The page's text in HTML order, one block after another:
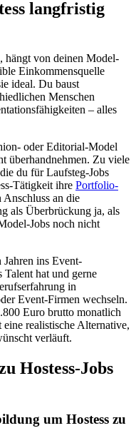
langfristig
hängt von deinen Model-
Einkommensquelle
ideal. Du baust
Menschen
– alles
oder Editorial-Model
überhandnehmen. Zu viele
du für Laufsteg-Jobs
Tätigkeit ihre Portfolio-
Anschluss an die
als Überbrückung ja, als
Jobs noch nicht
Jahren ins Event-
Talent hat und gerne
in
Event-Firmen wechseln.
Euro brutto monatlich
realistische Alternative,
verläuft.
Hostess-Jobs
um Hostess zu